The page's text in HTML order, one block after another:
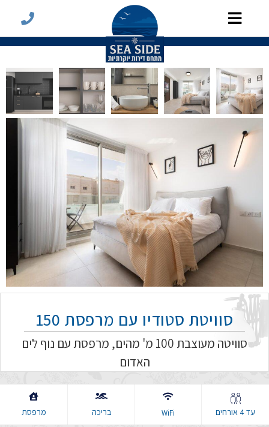
סוויטת סטודיו עם מרפסת 150
סוויטה מעוצבת 100 מ' מהים, מרפסת עם נוף לים
האדום
עד 4 אורחים WiFi בריכה מרפסת